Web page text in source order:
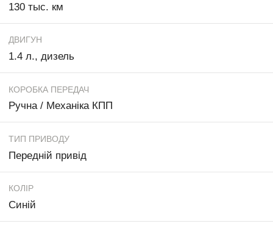
130 тыс. км
ДВИГУН
1.4 л., дизель
КОРОБКА ПЕРЕДАЧ
Ручна / Механіка КПП
ТИП ПРИВОДУ
Передній привід
КОЛІР
Синій